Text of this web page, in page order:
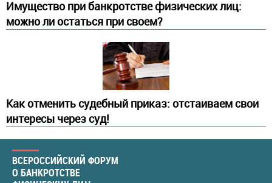
Имущество при банкротстве физических лиц:
можно ли остаться при своем?
​Как отменить судебный приказ: отстаиваем свои
интересы через суд!
ВСЕРОССИЙСКИЙ ФОРУМ
О БАНКРОТСТВЕ